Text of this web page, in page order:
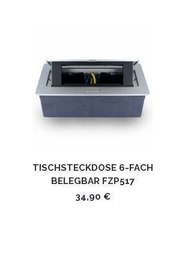
TISCHSTECKDOSE 6-FACH
BELEGBAR FZP517
34,90 €